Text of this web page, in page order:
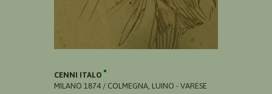
CENNI ITALO
MILANO 1874 / COLMEGNA, LUINO - VARESE